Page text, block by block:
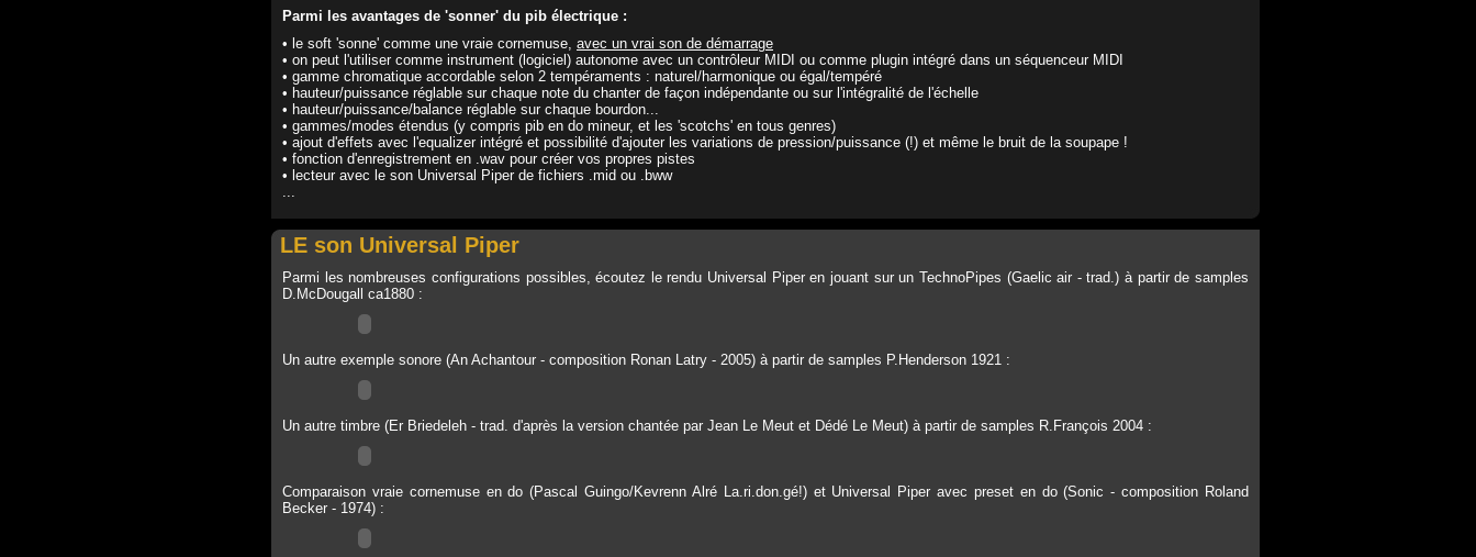
Parmi les avantages de 'sonner' du pib électrique :
• le soft 'sonne' comme une vraie cornemuse, avec un vrai son de démarrage
• on peut l'utiliser comme instrument (logiciel) autonome avec un contrôleur MIDI ou comme plugin intégré dans un séquenceur MIDI
• gamme chromatique accordable selon 2 tempéraments : naturel/harmonique ou égal/tempéré
• hauteur/puissance réglable sur chaque note du chanter de façon indépendante ou sur l'intégralité de l'échelle
• hauteur/puissance/balance réglable sur chaque bourdon...
• gammes/modes étendus (y compris pib en do mineur, et les 'scotchs' en tous genres)
• ajout d'effets avec l'equalizer intégré et possibilité d'ajouter les variations de pression/puissance (!) et même le bruit de la soupape !
• fonction d'enregistrement en .wav pour créer vos propres pistes
• lecteur avec le son Universal Piper de fichiers .mid ou .bww
...
LE son Universal Piper
Parmi les nombreuses configurations possibles, écoutez le rendu Universal Piper en jouant sur un TechnoPipes (Gaelic air - trad.) à partir de samples
D.McDougall ca1880 :
Un autre exemple sonore (An Achantour - composition Ronan Latry - 2005) à partir de samples P.Henderson 1921 :
Un autre timbre (Er Briedeleh - trad. d'après la version chantée par Jean Le Meut et Dédé Le Meut) à partir de samples R.François 2004 :
Comparaison vraie cornemuse en do (Pascal Guingo/Kevrenn Alré La.ri.don.gé!) et Universal Piper avec preset en do (Sonic - composition Roland
Becker - 1974) :